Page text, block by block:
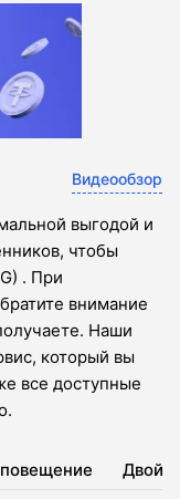
Видеообзор
выгодой и
чтобы
. При
внимание
Наши
который вы
все доступные